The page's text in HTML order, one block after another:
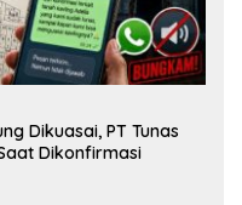
Dikuasai, PT Tunas
Dikonfirmasi